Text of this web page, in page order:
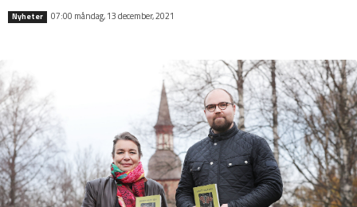
Nyheter 07:00 måndag, 13 december, 2021